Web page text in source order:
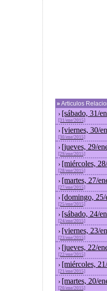
» Articulos
› [sábado, 31/
[31/ene/2015]
› [viernes, 30/
[30/ene/2015]
› [jueves, 29/
[29/ene/2015]
› [miércoles,
[28/ene/2015]
› [martes, 27/
[27/ene/2015]
› [domingo, 25/
[25/ene/2015]
› [sábado, 24/
[24/ene/2015]
› [viernes, 23/
[23/ene/2015]
› [jueves, 22/
[22/ene/2015]
› [miércoles,
[21/ene/2015]
› [martes, 20/
[20/ene/2015]